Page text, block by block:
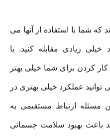
شما با استفاده از آنها می
زیادی مقابله کنید. با
کردن برای شما خیلی بهتر
توانید عملکرد خیلی بهتری در
مسئله ارتباط مستقیمی به
باعث بهبود سلامت جسمانی